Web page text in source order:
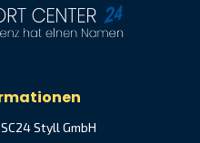
SC24 Styll GmbH